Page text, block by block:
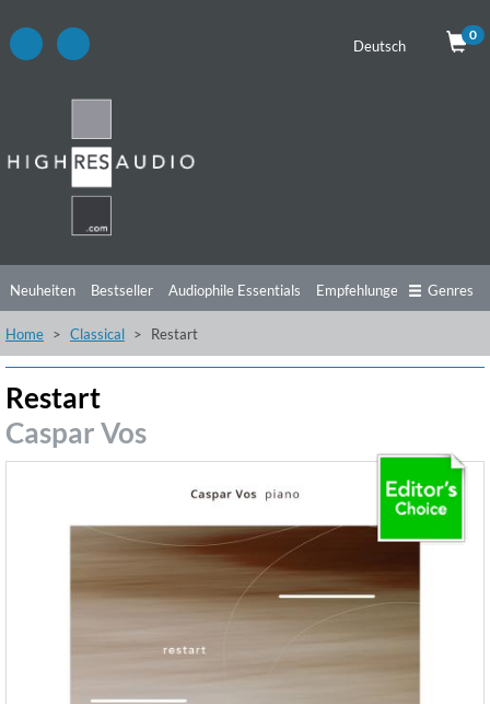
Deutsch
0
Neuheiten Bestseller Audiophile Essentials Empfehlungen
Hörtipps Top Alben Angebote
Genres
Home Classical Restart
Restart
Caspar Vos